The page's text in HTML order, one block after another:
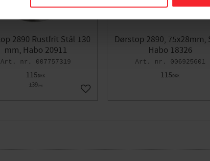
2890 Rustfrit Stål 130
mm, Habo 20911
007757319
115DKK
139DKK
Gem som favorit
Dørstop 2890, 75x28mm,
Habo 18326
006925601
115DKK